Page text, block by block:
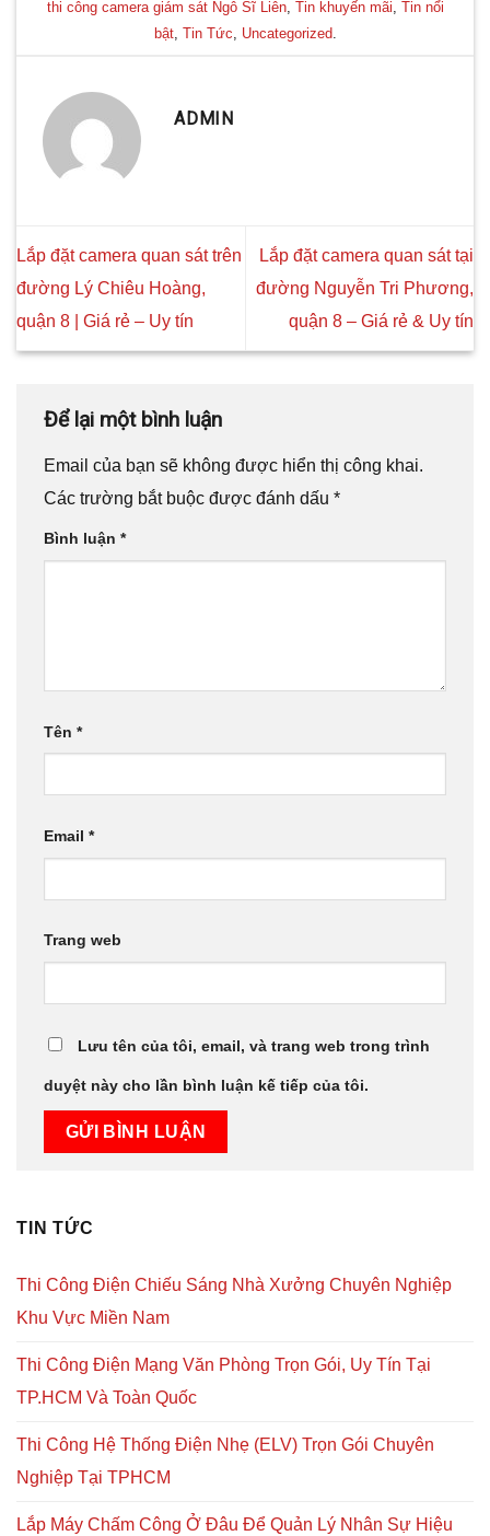
thi công camera giám sát Ngô Sĩ Liên, Tin khuyến mãi Tin nổi
bật, Tin Tức Uncategorized
ADMIN
Lắp đặt camera quan sát trên
đường Lý Chiêu Hoàng,
quận 8 | Giá rẻ – Uy tín
Lắp đặt camera quan sát tại
đường Nguyễn Tri Phương,
quận 8 – Giá rẻ & Uy tín
Để lại một bình luận
Email của bạn sẽ không được hiển thị công khai.
Các trường bắt buộc được đánh dấu *
Bình luận *
Tên *
Email *
Trang web
Lưu tên của tôi, email, và trang web trong trình
duyệt này cho lần bình luận kế tiếp của tôi.
TIN TỨC
Thi Công Điện Chiếu Sáng Nhà Xưởng Chuyên Nghiệp
Khu Vực Miền Nam
Thi Công Điện Mạng Văn Phòng Trọn Gói, Uy Tín Tại
TP.HCM Và Toàn Quốc
Thi Công Hệ Thống Điện Nhẹ (ELV) Trọn Gói Chuyên
Nghiệp Tại TPHCM
Lắp Máy Chấm Công Ở Đâu Để Quản Lý Nhân Sự Hiệu